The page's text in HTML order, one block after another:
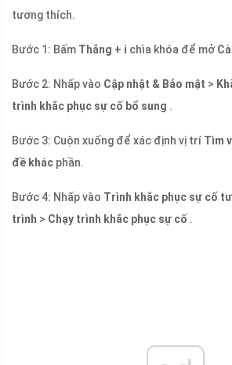
tương thích.
Bước 1: Bấm Thắng + i chìa khóa để mở
Bước 2: Nhấp vào Cập nhật & Bảo mật >
trình khắc phục sự cố bổ sung .
Bước 3: Cuộn xuống để xác định vị trí Tìm
đề khác phần.
Bước 4: Nhấp vào Trình khắc phục sự cố
trình > Chạy trình khắc phục sự cố .